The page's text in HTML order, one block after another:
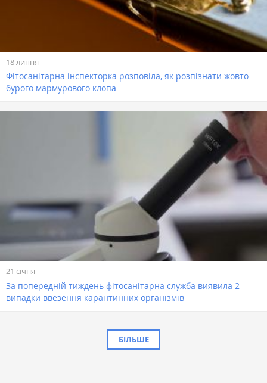
18 липня
Фітосанітарна інспекторка розповіла, як розпізнати жовто-
бурого мармурового клопа
21 січня
За попередній тиждень фітосанітарна служба виявила 2
випадки ввезення карантинних організмів
БІЛЬШЕ